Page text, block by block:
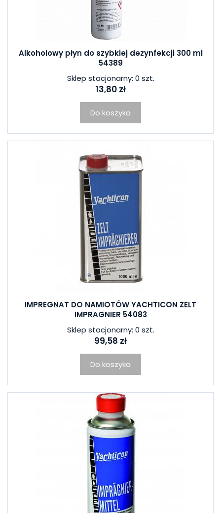
Alkoholowy płyn do szybkiej dezynfekcji 300 ml
54389
Sklep stacjonarny: 0 szt.
13,80 zł
Do koszyka
IMPREGNAT DO NAMIOTÓW YACHTICON ZELT
IMPRAGNIER 54083
Sklep stacjonarny: 0 szt.
99,58 zł
Do koszyka